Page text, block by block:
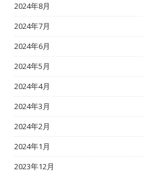
2024年8月
2024年7月
2024年6月
2024年5月
2024年4月
2024年3月
2024年2月
2024年1月
2023年12月